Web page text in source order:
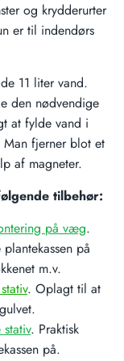
og krydderurter
er til indendørs
11 liter vand.
den nødvendige
at fylde vand i
Man fjerner blot et
af magneter.
tilbehør:
på væg.
på
m.v.
. Oplagt til at
. Praktisk
på.